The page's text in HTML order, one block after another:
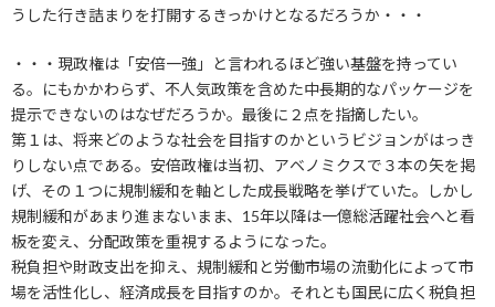
うした行き詰まりを打開するきっかけとなるだろうか・・・
・・・現政権は「安倍一強」と言われるほど強い基盤を持ってい
る。にもかかわらず、不人気政策を含めた中長期的なパッケージを
提示できないのはなぜだろうか。最後に２点を指摘したい。
第１は、将来どのような社会を目指すのかというビジョンがはっき
りしない点である。安倍政権は当初、アベノミクスで３本の矢を掲
げ、その１つに規制緩和を軸とした成長戦略を挙げていた。しかし
規制緩和があまり進まないまま、15年以降は一億総活躍社会へと看
板を変え、分配政策を重視するようになった。
税負担や財政支出を抑え、規制緩和と労働市場の流動化によって市
場を活性化し、経済成長を目指すのか。それとも国民に広く税負担